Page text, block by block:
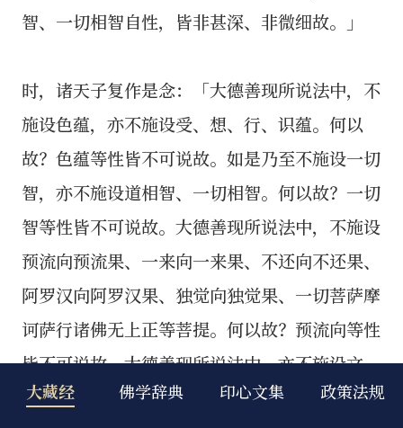
智、一切相智自性，皆非甚深、非微细故。」
时，诸天子复作是念：「大德善现所说法中，不
施设色蕴，亦不施设受、想、行、识蕴。何以
故？色蕴等性皆不可说故。如是乃至不施设一切
智，亦不施设道相智、一切相智。何以故？一切
智等性皆不可说故。大德善现所说法中，不施设
预流向预流果、一来向一来果、不还向不还果、
阿罗汉向阿罗汉果、独觉向独觉果、一切菩萨摩
诃萨行诸佛无上正等菩提。何以故？预流向等性
皆不可说故。大德善现所说法中，亦不施设文
字、语言。何以故？文字、语言性皆不可说
大藏经 佛学辞典 印心文集 政策法规